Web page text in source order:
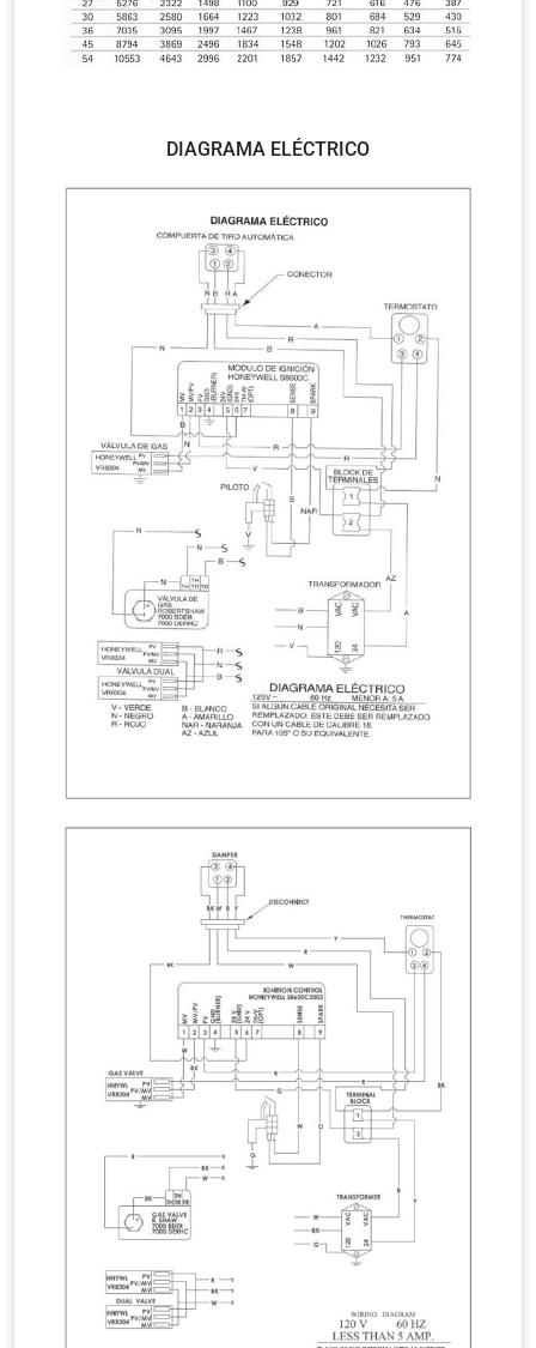
DIAGRAMA ELÉCTRICO